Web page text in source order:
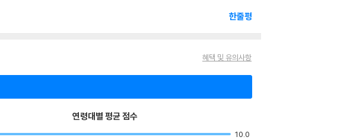
한줄평
혜택 및 유의사항
연령대별 평균 점수
10.0